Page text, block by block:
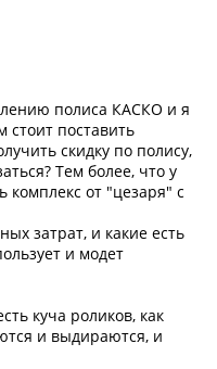
полиса КАСКО и я
стоит поставить
скидку по полису,
Тем более, что у
комплекс от "цезаря" с
затрат, и какие есть
и модет
куча роликов, как
и выдираются, и